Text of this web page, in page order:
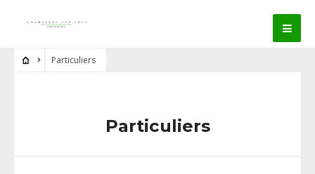
Particuliers
Particuliers